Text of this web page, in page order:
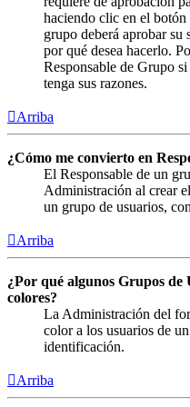
haciendo clic en el
grupo deberá aprobar su
por qué desea hacerlo.
Responsable de Grupo
tenga sus razones.
Arriba
¿Cómo me convierto en
El Responsable de un
Administración al crear
un grupo de usuarios,
Arriba
¿Por qué algunos Grupos de
colores?
La Administración del
color a los usuarios de
identificación.
Arriba